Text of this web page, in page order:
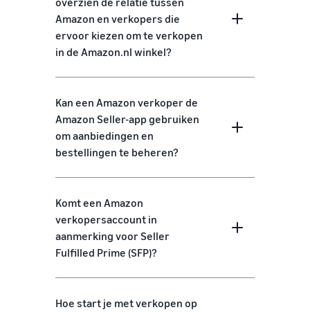
Amazon en verkopers die
ervoor kiezen om te verkopen
in de Amazon.nl winkel?
Kan een Amazon verkoper de
Amazon Seller-app gebruiken
om aanbiedingen en
bestellingen te beheren?
Komt een Amazon
verkopersaccount in
aanmerking voor Seller
Fulfilled Prime (SFP)?
Hoe start je met verkopen op